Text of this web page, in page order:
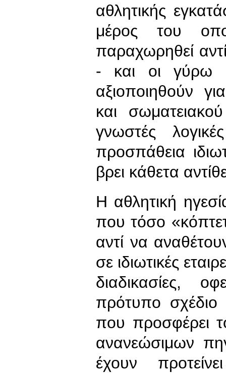
αθλητικής
μέρος του
παραχωρηθεί
- και οι γύρω
αξιοποιηθούν
και
γνωστές
προσπάθεια
βρει κάθετα
Η αθλητική
που τόσο
αντί να
σε ιδιωτικές
διαδικασίες,
πρότυπο σχέδιο
που προσφέρει
ανανεώσιμων
έχουν